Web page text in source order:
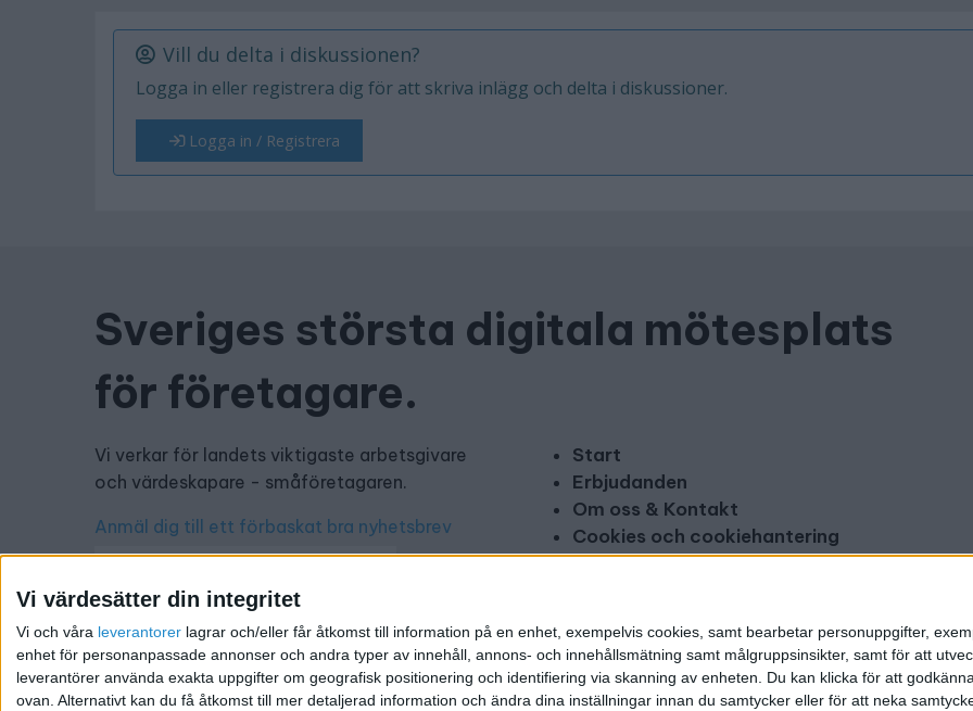
Vi värdesätter din integritet
Vi och våra leverantorer lagrar och/eller får åtkomst till information på en enhet, exempelvis cookies, samt bearbetar personuppgifter,
enhet för personanpassade annonser och andra typer av innehåll, annons- och innehållsmätning samt målgruppsinsikter, samt för att
leverantörer använda exakta uppgifter om geografisk positionering och identifiering via skanning av enheten. Du kan klicka för att
ovan. Alternativt kan du få åtkomst till mer detaljerad information och ändra dina inställningar innan du samtycker eller för att neka
Vill du delta i diskussionen?
Logga in eller registrera dig för att skriva inlägg och delta i diskussioner.
Logga in / Registrera
Sveriges största digitala mötesplats
för företagare.
Vi verkar för landets viktigaste arbetsgivare
och värdeskapare - småföretagaren.
Anmäl dig till ett förbaskat bra nyhetsbrev
Har du ett nyhetstips?
Kontakta oss: info@foretagande.se
Start
Erbjudanden
Om oss & Kontakt
Cookies och cookiehantering
Copyright och disclaimer